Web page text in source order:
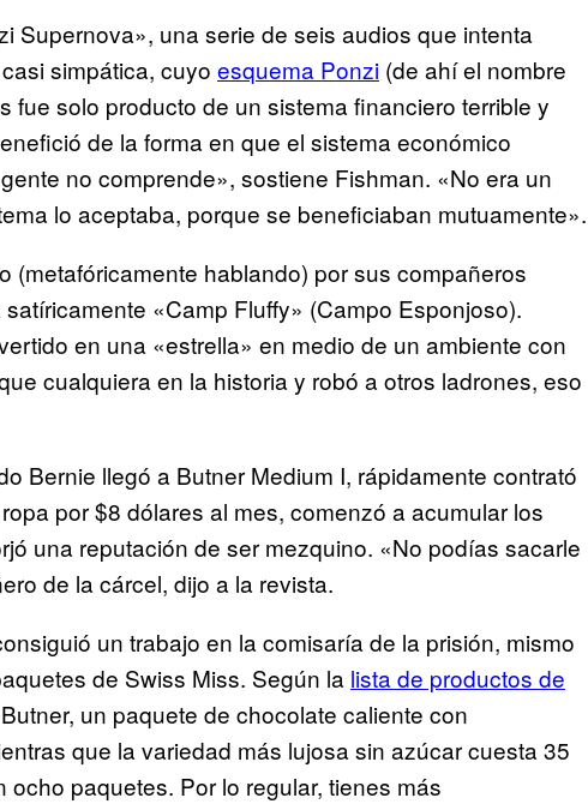
Supernova», una serie de seis audios que intenta
simpática, cuyo esquema Ponzi (de ahí el nombre
fue solo producto de un sistema financiero terrible y
de la forma en que el sistema económico
no comprende», sostiene Fishman. «No era un
lo aceptaba, porque se beneficiaban mutuamente».
(metafóricamente hablando) por sus compañeros
«Camp Fluffy» (Campo Esponjoso).
en una «estrella» en medio de un ambiente con
cualquiera en la historia y robó a otros ladrones, eso
Bernie llegó a Butner Medium I, rápidamente contrató
por $8 dólares al mes, comenzó a acumular los
una reputación de ser mezquino. «No podías sacarle
de la cárcel, dijo a la revista.
un trabajo en la comisaría de la prisión, mismo
de Swiss Miss. Según la lista de productos de
un paquete de chocolate caliente con
que la variedad más lujosa sin azúcar cuesta 35
paquetes. Por lo regular, tienes más